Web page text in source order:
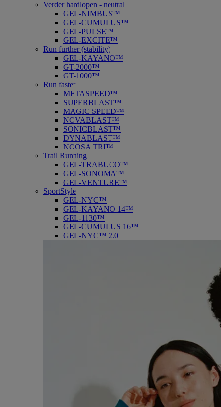
Verder hardlopen - neutral
GEL-NIMBUS™
GEL-CUMULUS™
GEL-PULSE™
GEL-EXCITE™
Run further (stability)
GEL-KAYANO™
GT-2000™
GT-1000™
Run faster
METASPEED™
SUPERBLAST™
MAGIC SPEED™
NOVABLAST™
SONICBLAST™
DYNABLAST™
NOOSA TRI™
Trail Running
GEL-TRABUCO™
GEL-SONOMA™
GEL-VENTURE™
SportStyle
GEL-NYC™
GEL-KAYANO 14™
GEL-1130™
GEL-CUMULUS 16™
GEL-NYC™ 2.0